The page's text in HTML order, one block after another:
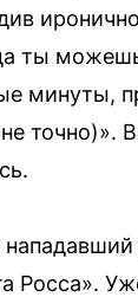
ты
минуты,
точно)».
Росса».